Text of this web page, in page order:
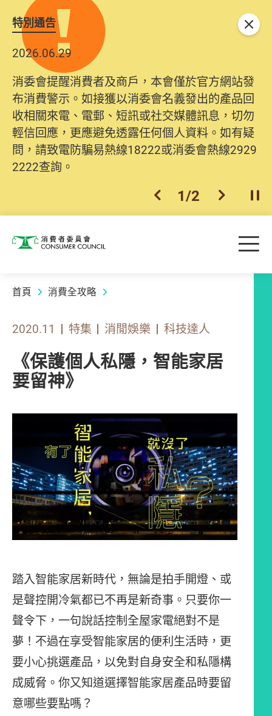
特別通告
2026.06.29
消委會提醒消費者及商戶，本會僅於官方網站發
布消費警示。如接獲以消委會名義發出的產品回
收相關來電、電郵、短訊或社交媒體訊息，切勿
輕信回應，更應避免透露任何個人資料。如有疑
問，請致電防騙易熱線18222或消委會熱線2929
2222查詢。
上一個
1/2 下一個開
關閉
消費者委員會 目
首頁 消費全攻略
2020.11 特集 消閒娛樂 科技達人
《保護個人私隱，智能家居
要留神》
踏入智能家居新時代，無論是拍手開燈、或
是聲控開冷氣都已不再是新奇事。只要你一
聲令下，一句說話控制全屋家電絕對不是
夢！不過在享受智能家居的便利生活時，更
要小心挑選產品，以免對自身安全和私隱構
成威脅。你又知道選擇智能家居產品時要留
意哪些要點嗎？